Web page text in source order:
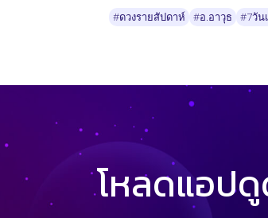
#ดวงรายสัปดาห์ #อ.อาวุธ #7วัน
โหลดแอป